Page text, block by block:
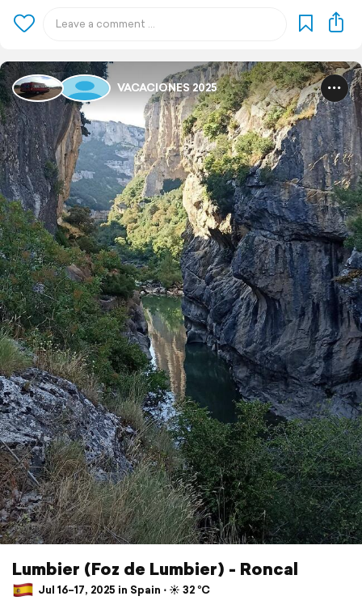
VACACIONES 2025
Lumbier (Foz de Lumbier) - Roncal
Jul 16–17, 2025 in Spain ⋅ ☀️ 32 °C